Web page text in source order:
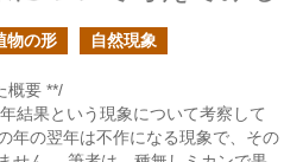
物の形 自然現象
概要 **/
結果という現象について考察して
年の翌年は不作になる現象で、その